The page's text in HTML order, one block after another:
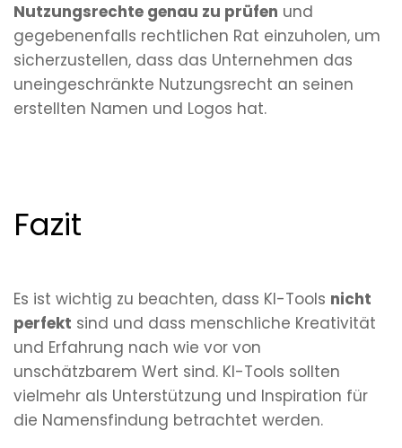
Nutzungsrechte genau zu prüfen und
gegebenenfalls rechtlichen Rat einzuholen, um
sicherzustellen, dass das Unternehmen das
uneingeschränkte Nutzungsrecht an seinen
erstellten Namen und Logos hat.
Fazit
Es ist wichtig zu beachten, dass KI-Tools nicht
perfekt sind und dass menschliche Kreativität
und Erfahrung nach wie vor von
unschätzbarem Wert sind. KI-Tools sollten
vielmehr als Unterstützung und Inspiration für
die Namensfindung betrachtet werden.